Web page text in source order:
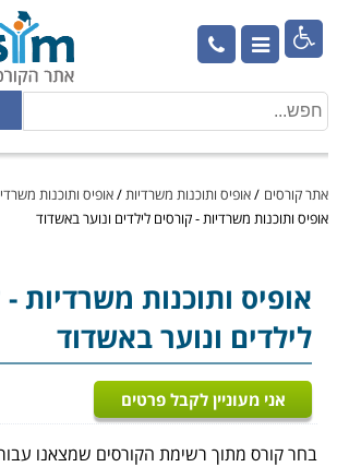

אתר קורסים /אופיס ותוכנות משרדיות/אופיס ותוכנות
אופיס ותוכנות משרדיות - קורסים לילדים ונוער באשדוד
אופיס ותוכנות משרדיות-
לילדים ונוער באשדוד
אני מעוניין לקבל פרטים
בחר קורס מתוך רשימת הקורסים שמצאנו